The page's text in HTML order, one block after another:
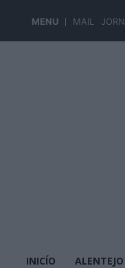
MENU MAIL
INICÍO ALENTEJO